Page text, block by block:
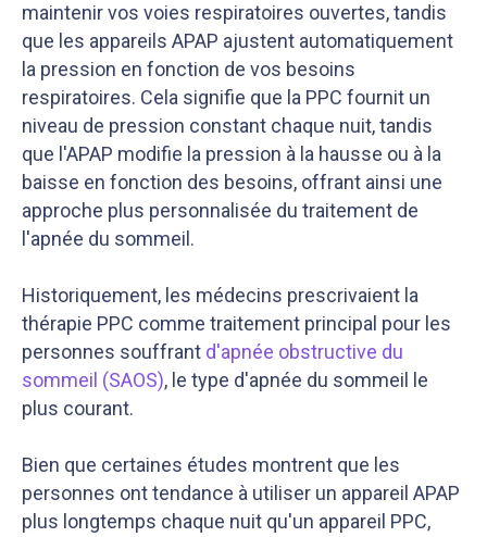
maintenir vos voies respiratoires ouvertes, tandis
que les appareils APAP ajustent automatiquement
la pression en fonction de vos besoins
respiratoires. Cela signifie que la PPC fournit un
niveau de pression constant chaque nuit, tandis
que l'APAP modifie la pression à la hausse ou à la
baisse en fonction des besoins, offrant ainsi une
approche plus personnalisée du traitement de
l'apnée du sommeil.
Historiquement, les médecins prescrivaient la
thérapie PPC comme traitement principal pour les
personnes souffrant d'apnée obstructive du
sommeil (SAOS), le type d'apnée du sommeil le
plus courant.
Bien que certaines études montrent que les
personnes ont tendance à utiliser un appareil APAP
plus longtemps chaque nuit qu'un appareil PPC,